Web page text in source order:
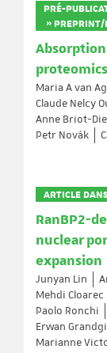
PRÉ-
» PREPRINT/
Absorption
Maria A van
Claude Nelcy
Anne Briot-
Petr Novák
ARTICLE
RanBP2-
nuclear
expansion
Junyan Lin
Mehdi Cloarec
Paolo Ronchi
Erwan
Marianne